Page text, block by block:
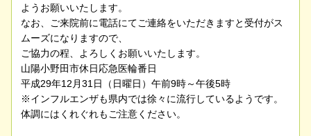
ようお願いいたします。
なお、ご来院前に電話にてご連絡をいただきますと受付がス
ムーズになりますので、
ご協力の程、よろしくお願いいたします。
山陽小野田市休日応急医輪番日
平成29年12月31日（日曜日）午前9時～午後5時
※インフルエンザも県内では徐々に流行しているようです。
体調にはくれぐれもご注意ください。